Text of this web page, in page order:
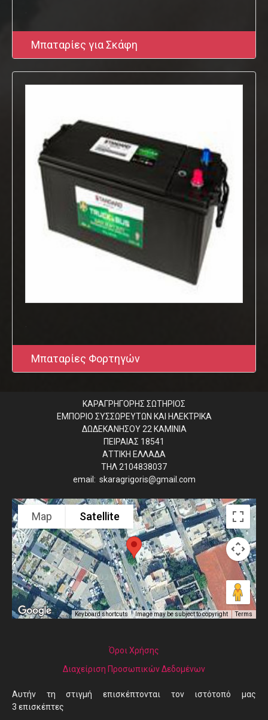
Μπαταρίες για Σκάφη
Μπαταρίες Φορτηγών
ΚΑΡΑΓΡΗΓΟΡΗΣ ΣΩΤΗΡΙΟΣ
ΕΜΠΟΡΙΟ ΣΥΣΣΩΡΕΥΤΩΝ ΚΑΙ ΗΛΕΚΤΡΙΚΑ
ΔΩΔΕΚΑΝΗΣΟΥ 22 ΚΑΜΙΝΙΑ
ΠΕΙΡΑΙΑΣ 18541
ΑΤΤΙΚΗ ΕΛΛΑΔΑ
ΤΗΛ 2104838037
email: skaragrigoris@gmail.com
Map Satellite
Keyboard shortcuts Image may be subject to copyright Terms
Όροι Χρήσης
Διαχείριση Προσωπικών Δεδομένων
Αυτήν τη στιγμή επισκέπτονται τον ιστότοπό μας
3 επισκέπτες